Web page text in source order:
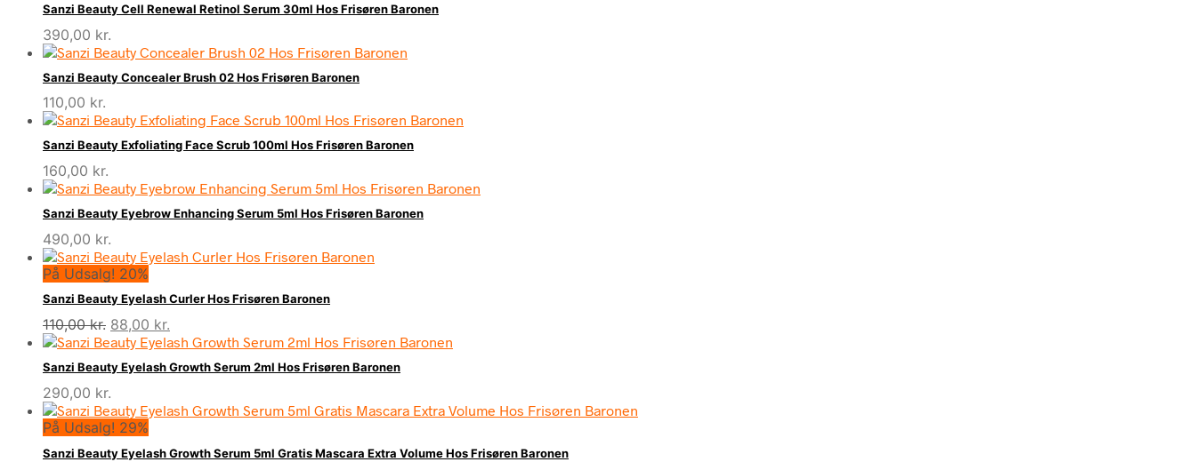
Sanzi Beauty Cell Renewal Retinol Serum 30ml Hos Frisøren Baronen
390,00 kr.
Sanzi Beauty Concealer Brush 02 Hos Frisøren Baronen
110,00 kr.
Sanzi Beauty Exfoliating Face Scrub 100ml Hos Frisøren Baronen
160,00 kr.
Sanzi Beauty Eyebrow Enhancing Serum 5ml Hos Frisøren Baronen
490,00 kr.
På Udsalg! 20%
Sanzi Beauty Eyelash Curler Hos Frisøren Baronen
110,00kr. Den
oprindelige
pris
var:
110,00 kr..
88,00 kr.
aktuelle
pris
er:
Sanzi Beauty Eyelash Growth Serum 2ml Hos Frisøren Baronen
290,00 kr.
På Udsalg! 29%
Sanzi Beauty Eyelash Growth Serum 5ml Gratis Mascara Extra Volume Hos Frisøren Baronen